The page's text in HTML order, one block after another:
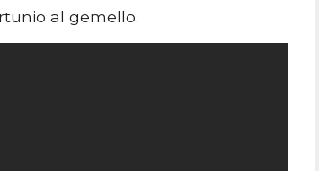
al gemello.